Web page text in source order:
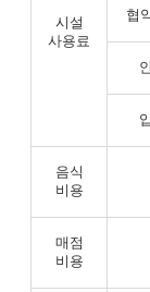
시설
사용료
협
음식
비용
매점
비용